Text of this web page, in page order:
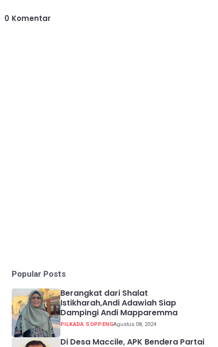
0 Komentar
Popular Posts
Berangkat dari Shalat
Istikharah,Andi Adawiah Siap
Dampingi Andi Mapparemma
PILKADA SOPPENGAgustus 08, 2024
Di Desa Maccile, APK Bendera Partai